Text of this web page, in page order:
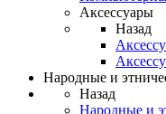
Аксессуары
Назад
Народные и
Назад
Народные и